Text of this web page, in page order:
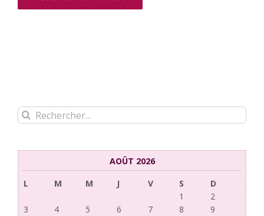
Rechercher:
AOÛT 2026
L
M M J V S
D
1
2
3
4 5 6 7 8
9